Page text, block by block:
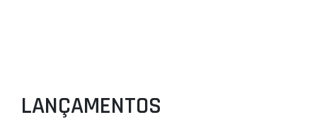
LANÇAMENTOS